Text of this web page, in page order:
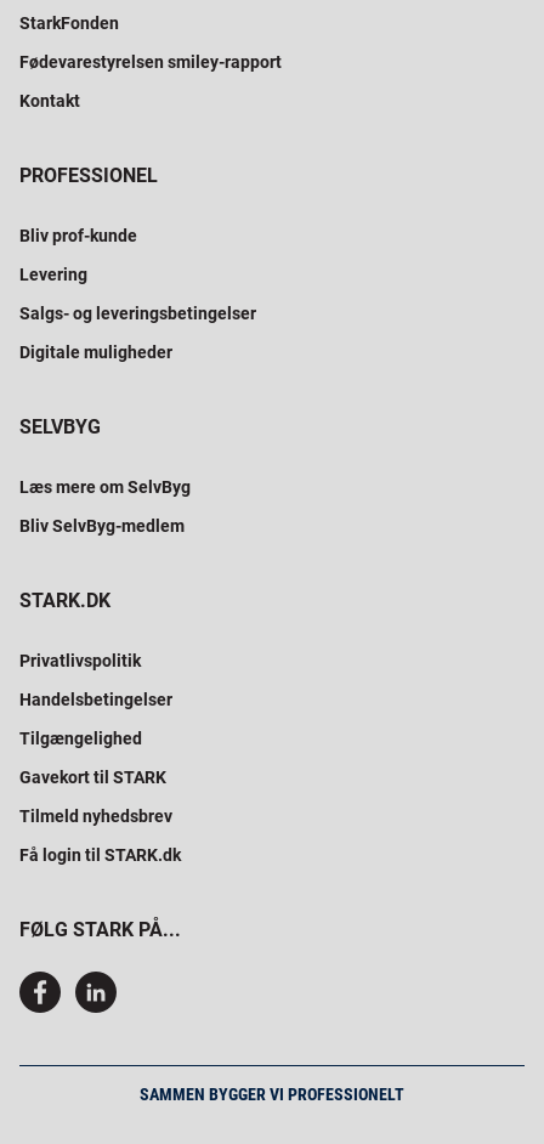
StarkFonden
Fødevarestyrelsen smiley-rapport
Kontakt
PROFESSIONEL
Bliv prof-kunde
Levering
Salgs- og leveringsbetingelser
Digitale muligheder
SELVBYG
Læs mere om SelvByg
Bliv SelvByg-medlem
STARK.DK
Privatlivspolitik
Handelsbetingelser
Tilgængelighed
Gavekort til STARK
Tilmeld nyhedsbrev
Få login til STARK.dk
FØLG STARK PÅ...
SAMMEN BYGGER VI PROFESSIONELT